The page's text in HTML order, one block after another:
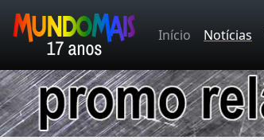
Início Notícias